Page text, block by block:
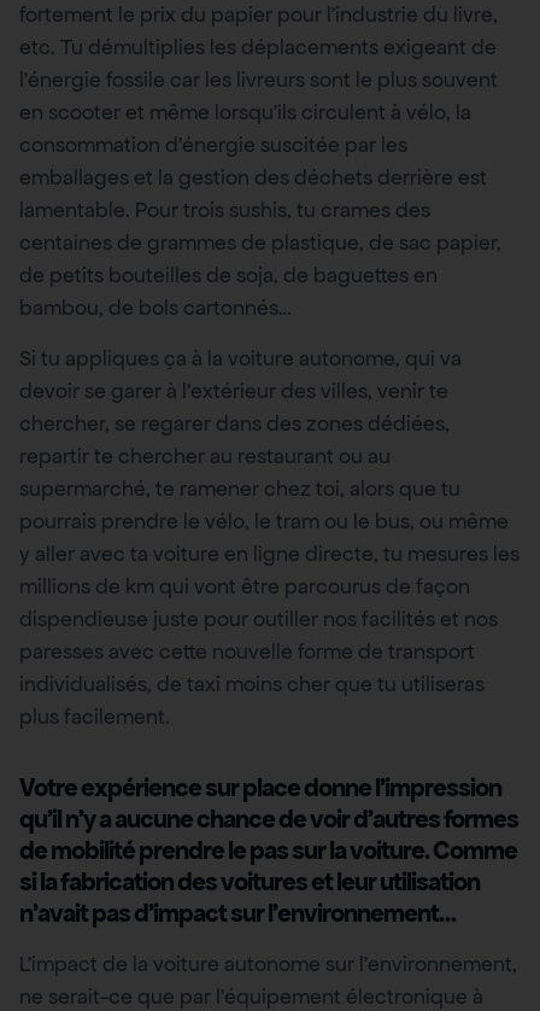
fortement le prix du papier pour l’industrie du livre,
etc. Tu démultiplies les déplacements exigeant de
l’énergie fossile car les livreurs sont le plus souvent
en scooter et même lorsqu’ils circulent à vélo, la
consommation d’énergie suscitée par les
emballages et la gestion des déchets derrière est
lamentable. Pour trois sushis, tu crames des
centaines de grammes de plastique, de sac papier,
de petits bouteilles de soja, de baguettes en
bambou, de bols cartonnés…
Si tu appliques ça à la voiture autonome, qui va
devoir se garer à l’extérieur des villes, venir te
chercher, se regarer dans des zones dédiées,
repartir te chercher au restaurant ou au
supermarché, te ramener chez toi, alors que tu
pourrais prendre le vélo, le tram ou le bus, ou même
y aller avec ta voiture en ligne directe, tu mesures les
millions de km qui vont être parcourus de façon
dispendieuse juste pour outiller nos facilités et nos
paresses avec cette nouvelle forme de transport
individualisés, de taxi moins cher que tu utiliseras
plus facilement.
Votre expérience sur place donne l’impression
qu’il n’y a aucune chance de voir d’autres formes
de mobilité prendre le pas sur la voiture. Comme
si la fabrication des voitures et leur utilisation
n’avait pas d’impact sur l’environnement…
L’impact de la voiture autonome sur l’environnement,
ne serait-ce que par l’équipement électronique à